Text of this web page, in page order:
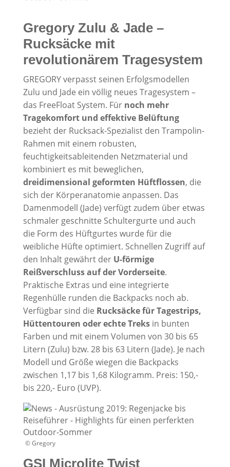
Gregory Zulu & Jade –
Rucksäcke mit
revolutionärem Tragesystem
GREGORY verpasst seinen Erfolgsmodellen
Zulu und Jade ein völlig neues Tragesystem –
das FreeFloat System. Für noch mehr
Tragekomfort und effektive Belüftung
bezieht der Rucksack-Spezialist den Trampolin-
Rahmen mit einem robusten,
feuchtigkeitsableitenden Netzmaterial und
kombiniert es mit beweglichen,
dreidimensional geformten Hüftflossen, die
sich der Körperanatomie anpassen. Das
Damenmodell (Jade) verfügt zudem über etwas
schmaler geschnitte Schultergurte und auch
die Form des Hüftgurtes wurde für die
weibliche Hüfte optimiert. Schnellen Zugriff auf
den Inhalt gewährt der U-förmige
Reißverschluss auf der Vorderseite.
Praktische Extras und eine integrierte
Regenhülle runden die Backpacks noch ab.
Verfügbar sind die Rucksäcke für Tagestrips,
Hüttentouren oder echte Treksin bunten
Farben und mit einem Volumen von 30 bis 65
Litern (Zulu) bzw. 28 bis 63 Litern (Jade). Je nach
Modell und Größe wiegen die Backpacks
zwischen 1,17 bis 1,68 Kilogramm. Preis: 150,-
bis 220,- Euro (UVP).
© Gregory
GSI Microlite Twist